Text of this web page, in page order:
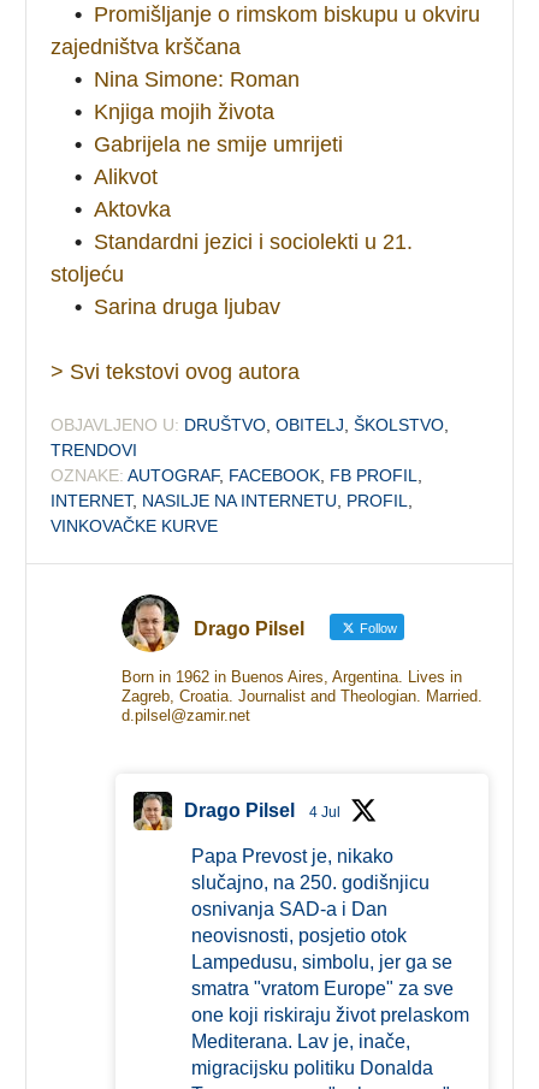
• Promišljanje o rimskom biskupu u okviru
zajedništva krščana
• Nina Simone: Roman
• Knjiga mojih života
• Gabrijela ne smije umrijeti
• Alikvot
• Aktovka
• Standardni jezici i sociolekti u 21.
stoljeću
• Sarina druga ljubav
> Svi tekstovi ovog autora
OBJAVLJENO U: DRUŠTVO ,OBITELJ ,ŠKOLSTVO
TRENDOVI
OZNAKE: AUTOGRAF, FACEBOOK FB PROFIL
INTERNET, NASILJE NA INTERNETU PROFIL
VINKOVAČKE KURVE
Drago Pilsel Follow
Born in 1962 in Buenos Aires, Argentina. Lives in
Zagreb, Croatia. Journalist and Theologian. Married.
d.pilsel@zamir.net
Drago Pilsel 4 Jul
Papa Prevost je, nikako
slučajno, na 250. godišnjicu
osnivanja SAD-a i Dan
neovisnosti, posjetio otok
Lampedusu, simbolu, jer ga se
smatra "vratom Europe" za sve
one koji riskiraju život prelaskom
Mediterana. Lav je, inače,
migracijsku politiku Donalda